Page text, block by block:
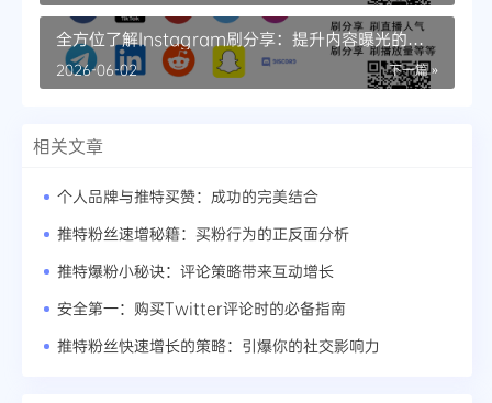
全方位了解Instagram刷分享：提升内容曝光的必
备工具
下一篇 »
2026-06-02
相关文章
个人品牌与推特买赞：成功的完美结合
推特粉丝速增秘籍：买粉行为的正反面分析
推特爆粉小秘诀：评论策略带来互动增长
安全第一：购买Twitter评论时的必备指南
推特粉丝快速增长的策略：引爆你的社交影响力